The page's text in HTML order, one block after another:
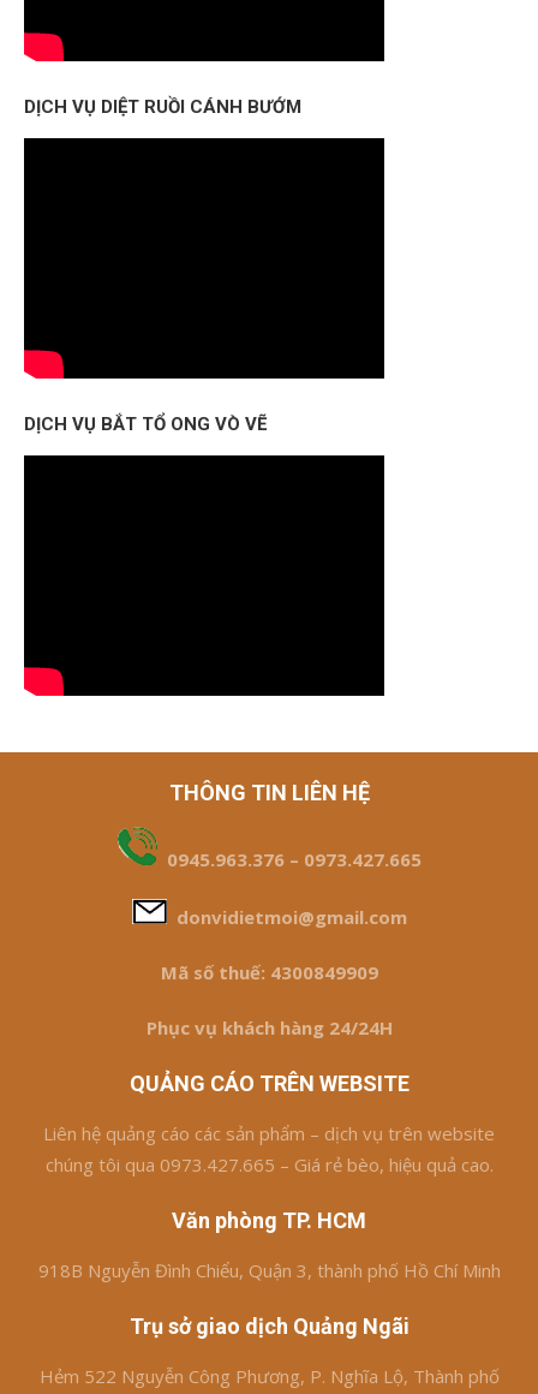
DỊCH VỤ DIỆT RUỒI CÁNH BƯỚM
DỊCH VỤ BẮT TỔ ONG VÒ VẼ
THÔNG TIN LIÊN HỆ
0945.963.376 – 0973.427.665
donvidietmoi@gmail.com
Mã số thuế: 4300849909
Phục vụ khách hàng 24/24H
QUẢNG CÁO TRÊN WEBSITE
Liên hệ quảng cáo các sản phẩm – dịch vụ trên website
chúng tôi qua 0973.427.665 – Giá rẻ bèo, hiệu quả cao.
Văn phòng TP. HCM
918B Nguyễn Đình Chiểu, Quận 3, thành phố Hồ Chí Minh
Trụ sở giao dịch Quảng Ngãi
Hẻm 522 Nguyễn Công Phương, P. Nghĩa Lộ, Thành phố